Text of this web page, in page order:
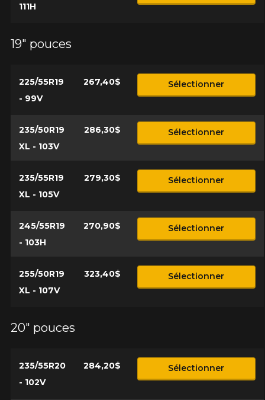
111H
19" pouces
225/55R19
- 99V
267,40$ Sélectionner
235/50R19
XL - 103V
286,30$ Sélectionner
235/55R19
XL - 105V
279,30$ Sélectionner
245/55R19
- 103H
270,90$ Sélectionner
255/50R19
XL - 107V
323,40$ Sélectionner
20" pouces
235/55R20
- 102V
284,20$ Sélectionner